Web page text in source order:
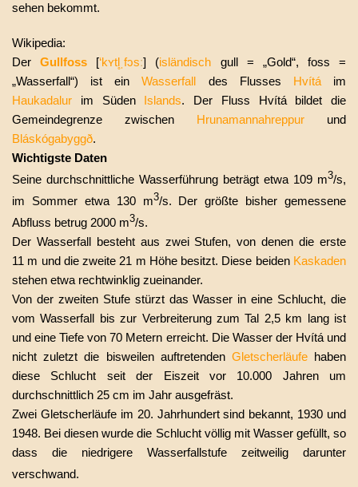
sehen bekommt.
Wikipedia:
DerGullfoss [‘kʏtl̥ˌfɔsː] (isländisch gull= „Gold“, foss =
„Wasserfall“) ist einWasserfall des Flusses Hvítá
im
Haukadalur
im Süden Islands. Der Fluss Hvítá bildet die
Gemeindegrenze zwischen Hrunamannahreppur
und
Bláskógabyggð.
Wichtigste Daten
Seine durchschnittliche Wasserführung beträgt etwa 109 m3/s,
im Sommer etwa 130
m3/s. Der größte bisher gemessene
Abfluss betrug 2000 m3/s.
Der Wasserfall besteht aus zwei Stufen, von denen die erste
11 m und die zweite 21 m Höhe besitzt. Diese beiden Kaskaden
stehen etwa rechtwinklig zueinander.
Von der zweiten Stufe stürzt das Wasser in eine Schlucht, die
vom Wasserfall bis zur Verbreiterung zum Tal 2,5 km lang ist
und eine Tiefe von 70 Metern erreicht. Die Wasser der Hvítá und
nicht zuletzt die bisweilen auftretenden Gletscherläufe haben
diese Schlucht seit der Eiszeit vor 10.000 Jahren um
durchschnittlich 25 cm im Jahr ausgefräst.
Zwei Gletscherläufe im 20. Jahrhundert sind bekannt, 1930 und
1948. Bei diesen wurde die Schlucht völlig mit Wasser gefüllt, so
dass die niedrigere Wasserfallstufe zeitweilig darunter
verschwand.